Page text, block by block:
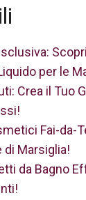
per le
Crea il Tuo
Fai-da-
di Marsiglia!
da Bagno